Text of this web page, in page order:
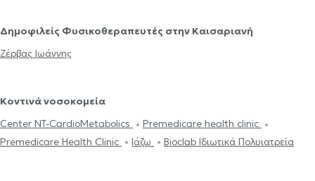
Δημοφιλείς Φυσικοθεραπευτές στην Καισαριανή
Ζέρβας Ιωάννης
Κοντινά νοσοκομεία
Center NT-CardioMetabolics
Premedicare health clinic
Premedicare Health Clinic
Ιάζω Bioclab Ιδιωτικά Πολυιατρεία